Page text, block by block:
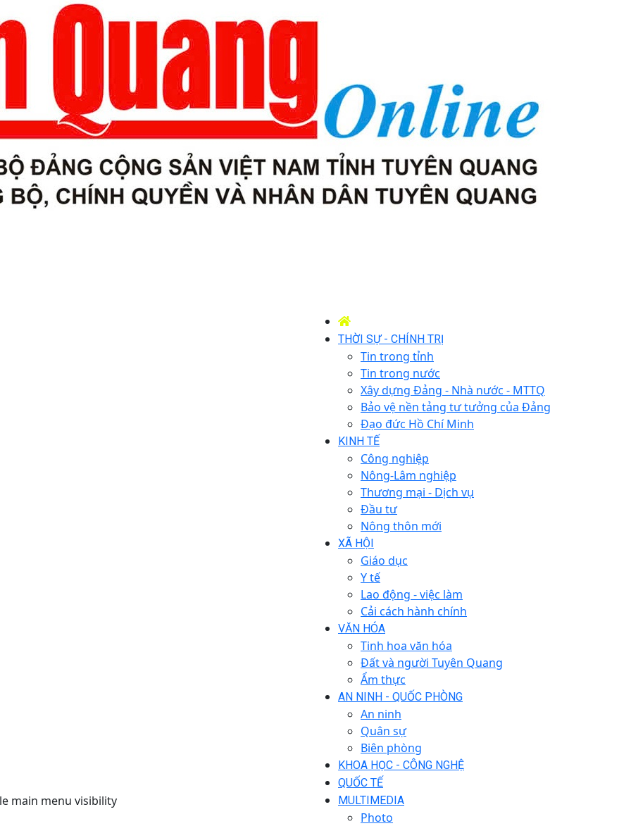
main menu visibility
THỜI SỰ - CHÍNH TRỊ
Tin trong tỉnh
Tin trong nước
Xây dựng Đảng - Nhà nước - MTTQ
Bảo vệ nền tảng tư tưởng của Đảng
Đạo đức Hồ Chí Minh
KINH TẾ
Công nghiệp
Nông-Lâm nghiệp
Thương mại - Dịch vụ
Đầu tư
Nông thôn mới
XÃ HỘI
Giáo dục
Y tế
Lao động - việc làm
Cải cách hành chính
VĂN HÓA
Tinh hoa văn hóa
Đất và người Tuyên Quang
Ẩm thực
AN NINH - QUỐC PHÒNG
An ninh
Quân sự
Biên phòng
KHOA HỌC - CÔNG NGHỆ
QUỐC TẾ
MULTIMEDIA
Photo